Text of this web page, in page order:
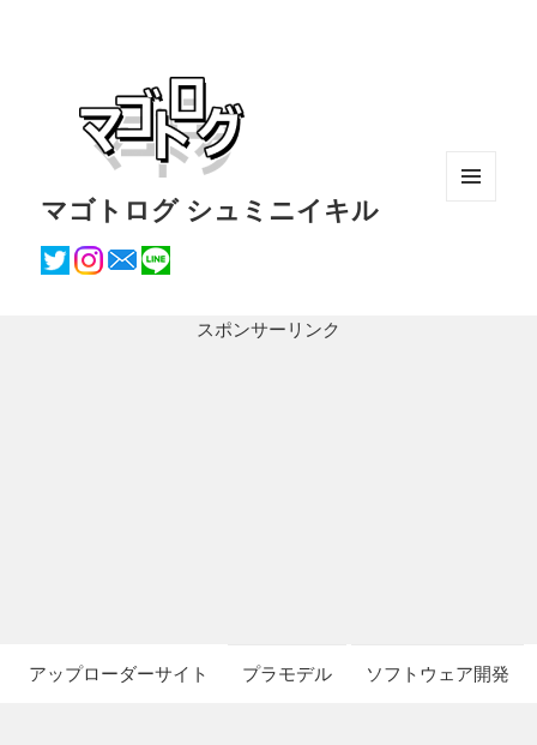
マゴトログ シュミニイキル
スポンサーリンク
アップローダーサイト プラモデル ソフトウェア開発